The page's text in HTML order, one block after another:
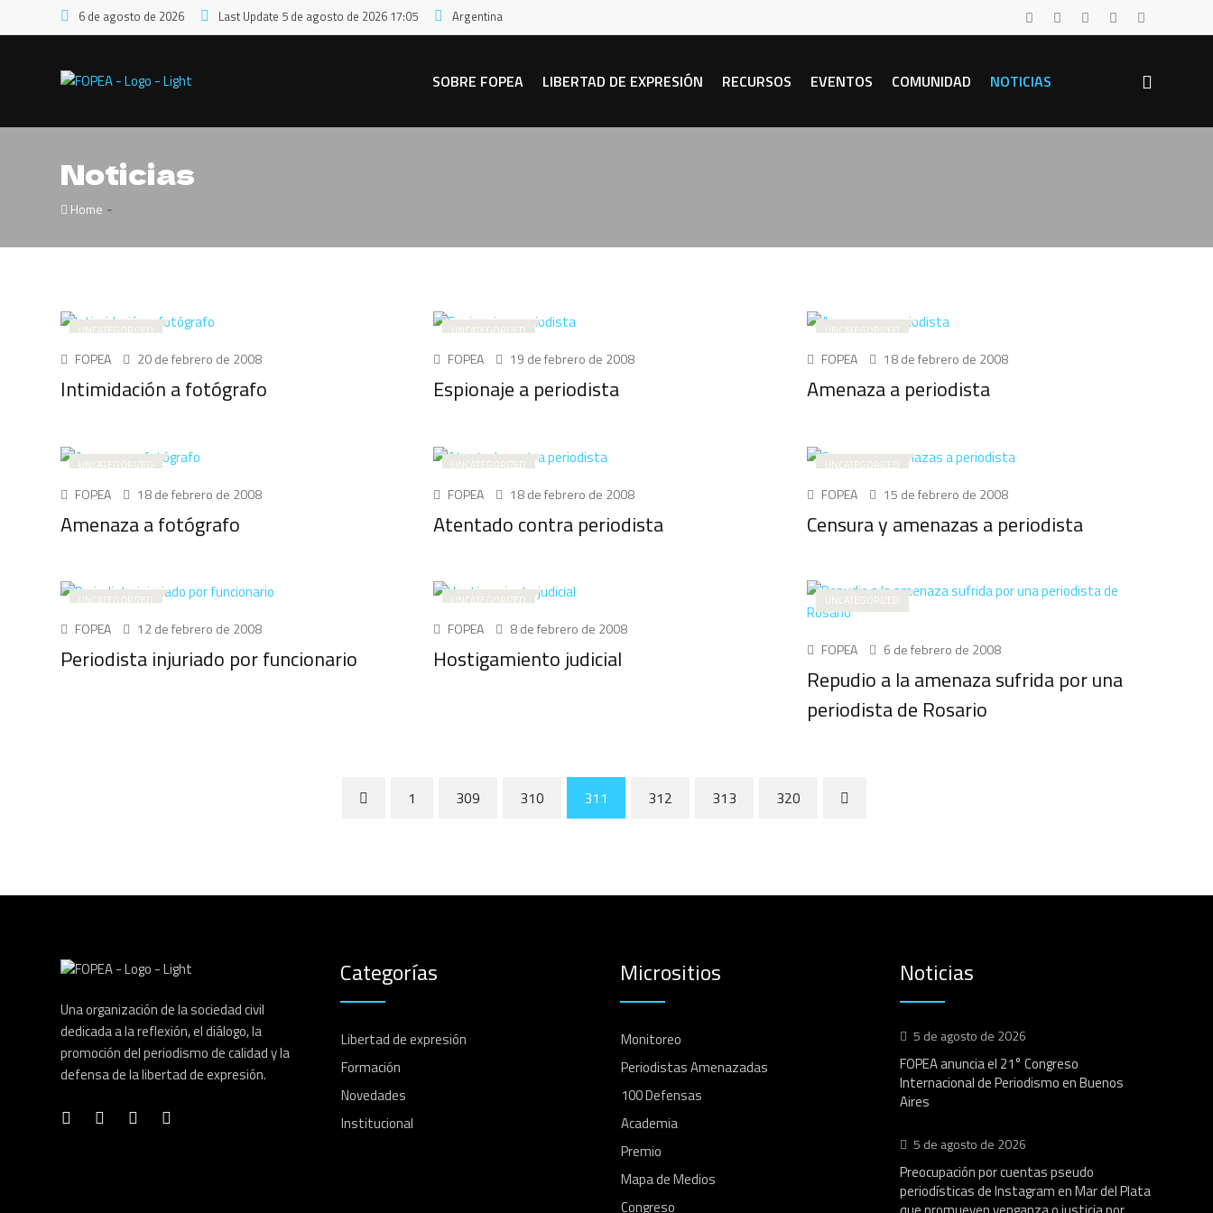
6 de agosto de 2026 Last Update 5 de agosto de 2026 17:05 Argentina
SOBRE FOPEA LIBERTAD DE EXPRESIÓN RECURSOS EVENTOS COMUNIDAD NOTICIAS
Noticias
Home -
UNCATEGORIZED
FOPEA 20 de febrero de 2008
Intimidación a fotógrafo
UNCATEGORIZED
FOPEA 19 de febrero de 2008
Espionaje a periodista
UNCATEGORIZED
FOPEA 18 de febrero de 2008
Amenaza a periodista
UNCATEGORIZED
FOPEA 18 de febrero de 2008
Amenaza a fotógrafo
UNCATEGORIZED
FOPEA 18 de febrero de 2008
Atentado contra periodista
UNCATEGORIZED
FOPEA 15 de febrero de 2008
Censura y amenazas a periodista
UNCATEGORIZED
FOPEA 12 de febrero de 2008
Periodista injuriado por funcionario
UNCATEGORIZED
FOPEA 8 de febrero de 2008
Hostigamiento judicial
UNCATEGORIZED
FOPEA 6 de febrero de 2008
Repudio a la amenaza sufrida por una
periodista de Rosario
1 309 310 311 312 313 320
Una organización de la sociedad civil
dedicada a la reflexión, el diálogo, la
promoción del periodismo de calidad y la
defensa de la libertad de expresión.
Categorías
Libertad de expresión
Formación
Novedades
Institucional
Micrositios
Monitoreo
Periodistas Amenazadas
100 Defensas
Academia
Premio
Mapa de Medios
Congreso
Noticias
5 de agosto de 2026
FOPEA anuncia el 21° Congreso
Internacional de Periodismo en Buenos
Aires
5 de agosto de 2026
Preocupación por cuentas pseudo
periodísticas de Instagram en Mar del Plata